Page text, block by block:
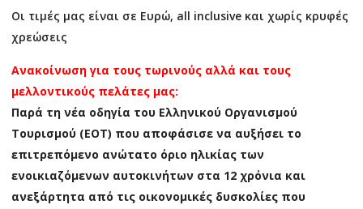
Οι τιμές μας είναι σε Ευρώ, all inclusive και χωρίς κρυφές
χρεώσεις
Ανακοίνωση για τους τωρινούς αλλά και τους
μελλοντικούς πελάτες μας:
Παρά τη νέα οδηγία του Ελληνικού Οργανισμού
Τουρισμού (ΕΟΤ) που αποφάσισε να αυξήσει το
επιτρεπόμενο ανώτατο όριο ηλικίας των
ενοικιαζόμενων αυτοκινήτων στα 12 χρόνια και
ανεξάρτητα από τις οικονομικές δυσκολίες που